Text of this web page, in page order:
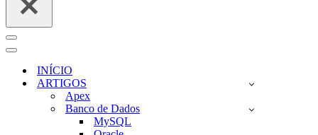
Menu
de
navegação
Menu
navegaçãoINÍCIO
ARTIGOS
Apex
Banco de Dados
MySQL